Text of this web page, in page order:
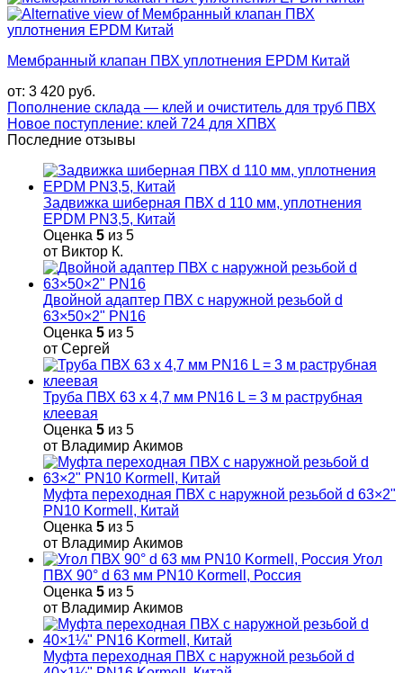
Мембранный клапан ПВХ уплотнения EPDM Китай
от: 3 420 руб.
Пополнение склада — клей и очиститель для труб ПВХ
Новое поступление: клей 724 для ХПВХ
Последние отзывы
Задвижка шиберная ПВХ d 110 мм, уплотнения
EPDM PN3,5, Китай
Оценка 5 из 5
от Виктор К.
Двойной адаптер ПВХ с наружной резьбой d
63×50×2" PN16
Оценка 5 из 5
от Сергей
Труба ПВХ 63 х 4,7 мм PN16 L = 3 м раструбная
клеевая
Оценка 5 из 5
от Владимир Акимов
Муфта переходная ПВХ с наружной резьбой d 63×2"
PN10 Kormell, Китай
Оценка 5 из 5
от Владимир Акимов
Угол
ПВХ 90° d 63 мм PN10 Kormell, Россия
Оценка 5 из 5
от Владимир Акимов
Муфта переходная ПВХ с наружной резьбой d